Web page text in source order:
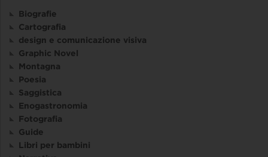
Biografie
Cartografia
design e comunicazione visiva
Graphic Novel
Montagna
Poesia
Saggistica
Enogastronomia
Fotografia
Guide
Libri per bambini